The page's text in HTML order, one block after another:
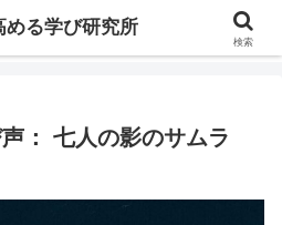
いて研究し、セミナーや情報（ブログ、動
： 七人の影のサムラ
める学び研究所
検索